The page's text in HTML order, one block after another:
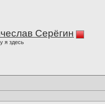
Серёгин
я здесь